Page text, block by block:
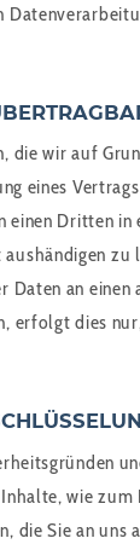
die wir auf
eines
einen Dritten in
zu
an einen
erfolgt dies
wie zum
die Sie an uns